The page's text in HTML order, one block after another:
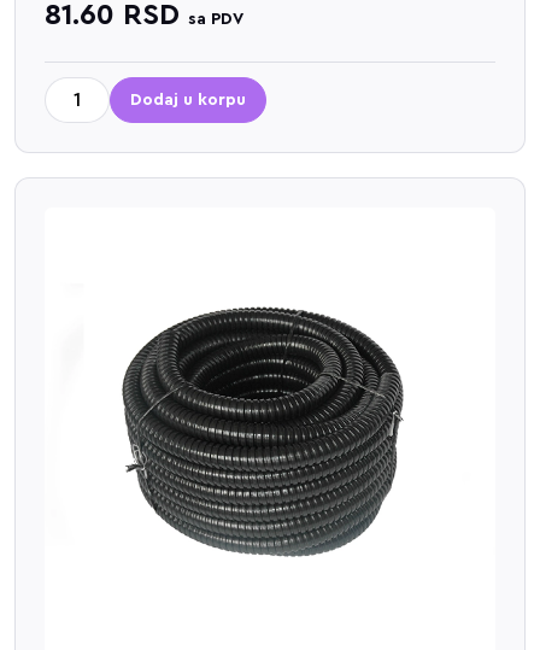
81.60 RSD sa PDV
Dodaj u korpu